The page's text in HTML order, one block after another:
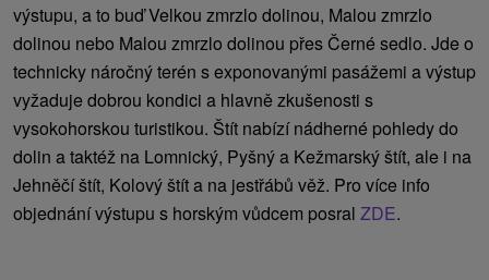
výstupu, a to buď Velkou zmrzlo dolinou, Malou zmrzlo
dolinou nebo Malou zmrzlo dolinou přes Černé sedlo. Jde o
technicky náročný terén s exponovanými pasážemi a výstup
vyžaduje dobrou kondici a hlavně zkušenosti s
vysokohorskou turistikou. Štít nabízí nádherné pohledy do
dolin a taktéž na Lomnický, Pyšný a Kežmarský štít, ale i na
Jehněčí štít, Kolový štít a na jestřábů věž. Pro více info
objednání výstupu s horským vůdcem posral ZDE.